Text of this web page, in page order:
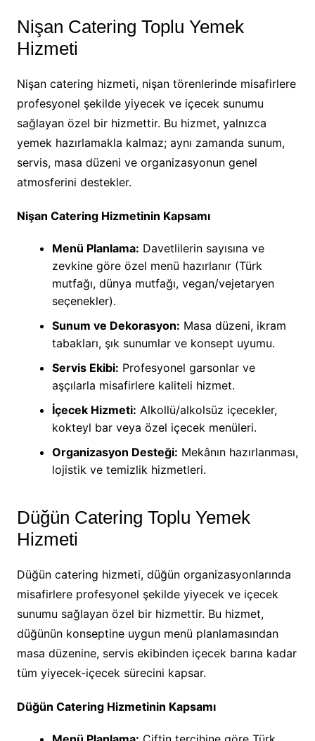
Nişan Catering Toplu Yemek
Hizmeti
Nişan catering hizmeti, nişan törenlerinde misafirlere
profesyonel şekilde yiyecek ve içecek sunumu
sağlayan özel bir hizmettir. Bu hizmet, yalnızca
yemek hazırlamakla kalmaz; aynı zamanda sunum,
servis, masa düzeni ve organizasyonun genel
atmosferini destekler.
Nişan Catering Hizmetinin Kapsamı
Menü Planlama: Davetlilerin sayısına ve
zevkine göre özel menü hazırlanır (Türk
mutfağı, dünya mutfağı, vegan/vejetaryen
seçenekler).
Sunum ve Dekorasyon: Masa düzeni, ikram
tabakları, şık sunumlar ve konsept uyumu.
Servis Ekibi: Profesyonel garsonlar ve
aşçılarla misafirlere kaliteli hizmet.
İçecek Hizmeti: Alkollü/alkolsüz içecekler,
kokteyl bar veya özel içecek menüleri.
Organizasyon Desteği: Mekânın hazırlanması,
lojistik ve temizlik hizmetleri.
Düğün Catering Toplu Yemek
Hizmeti
Düğün catering hizmeti, düğün organizasyonlarında
misafirlere profesyonel şekilde yiyecek ve içecek
sunumu sağlayan özel bir hizmettir. Bu hizmet,
düğünün konseptine uygun menü planlamasından
masa düzenine, servis ekibinden içecek barına kadar
tüm yiyecek-içecek sürecini kapsar.
Düğün Catering Hizmetinin Kapsamı